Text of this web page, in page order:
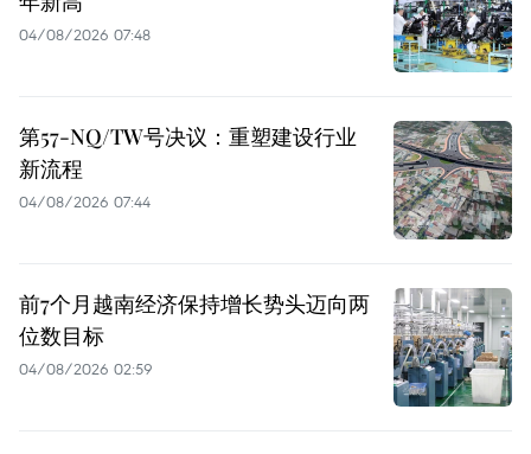
04/08/2026 07:48
第57-NQ/TW号决议：重塑建设行业
新流程
04/08/2026 07:44
前7个月越南经济保持增长势头迈向两
位数目标
04/08/2026 02:59